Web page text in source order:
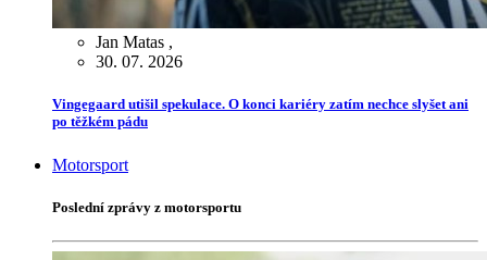
Jan Matas ,
30. 07. 2026
Vingegaard utišil spekulace. O konci kariéry zatím nechce slyšet ani
po těžkém pádu
Motorsport
Poslední zprávy z motorsportu